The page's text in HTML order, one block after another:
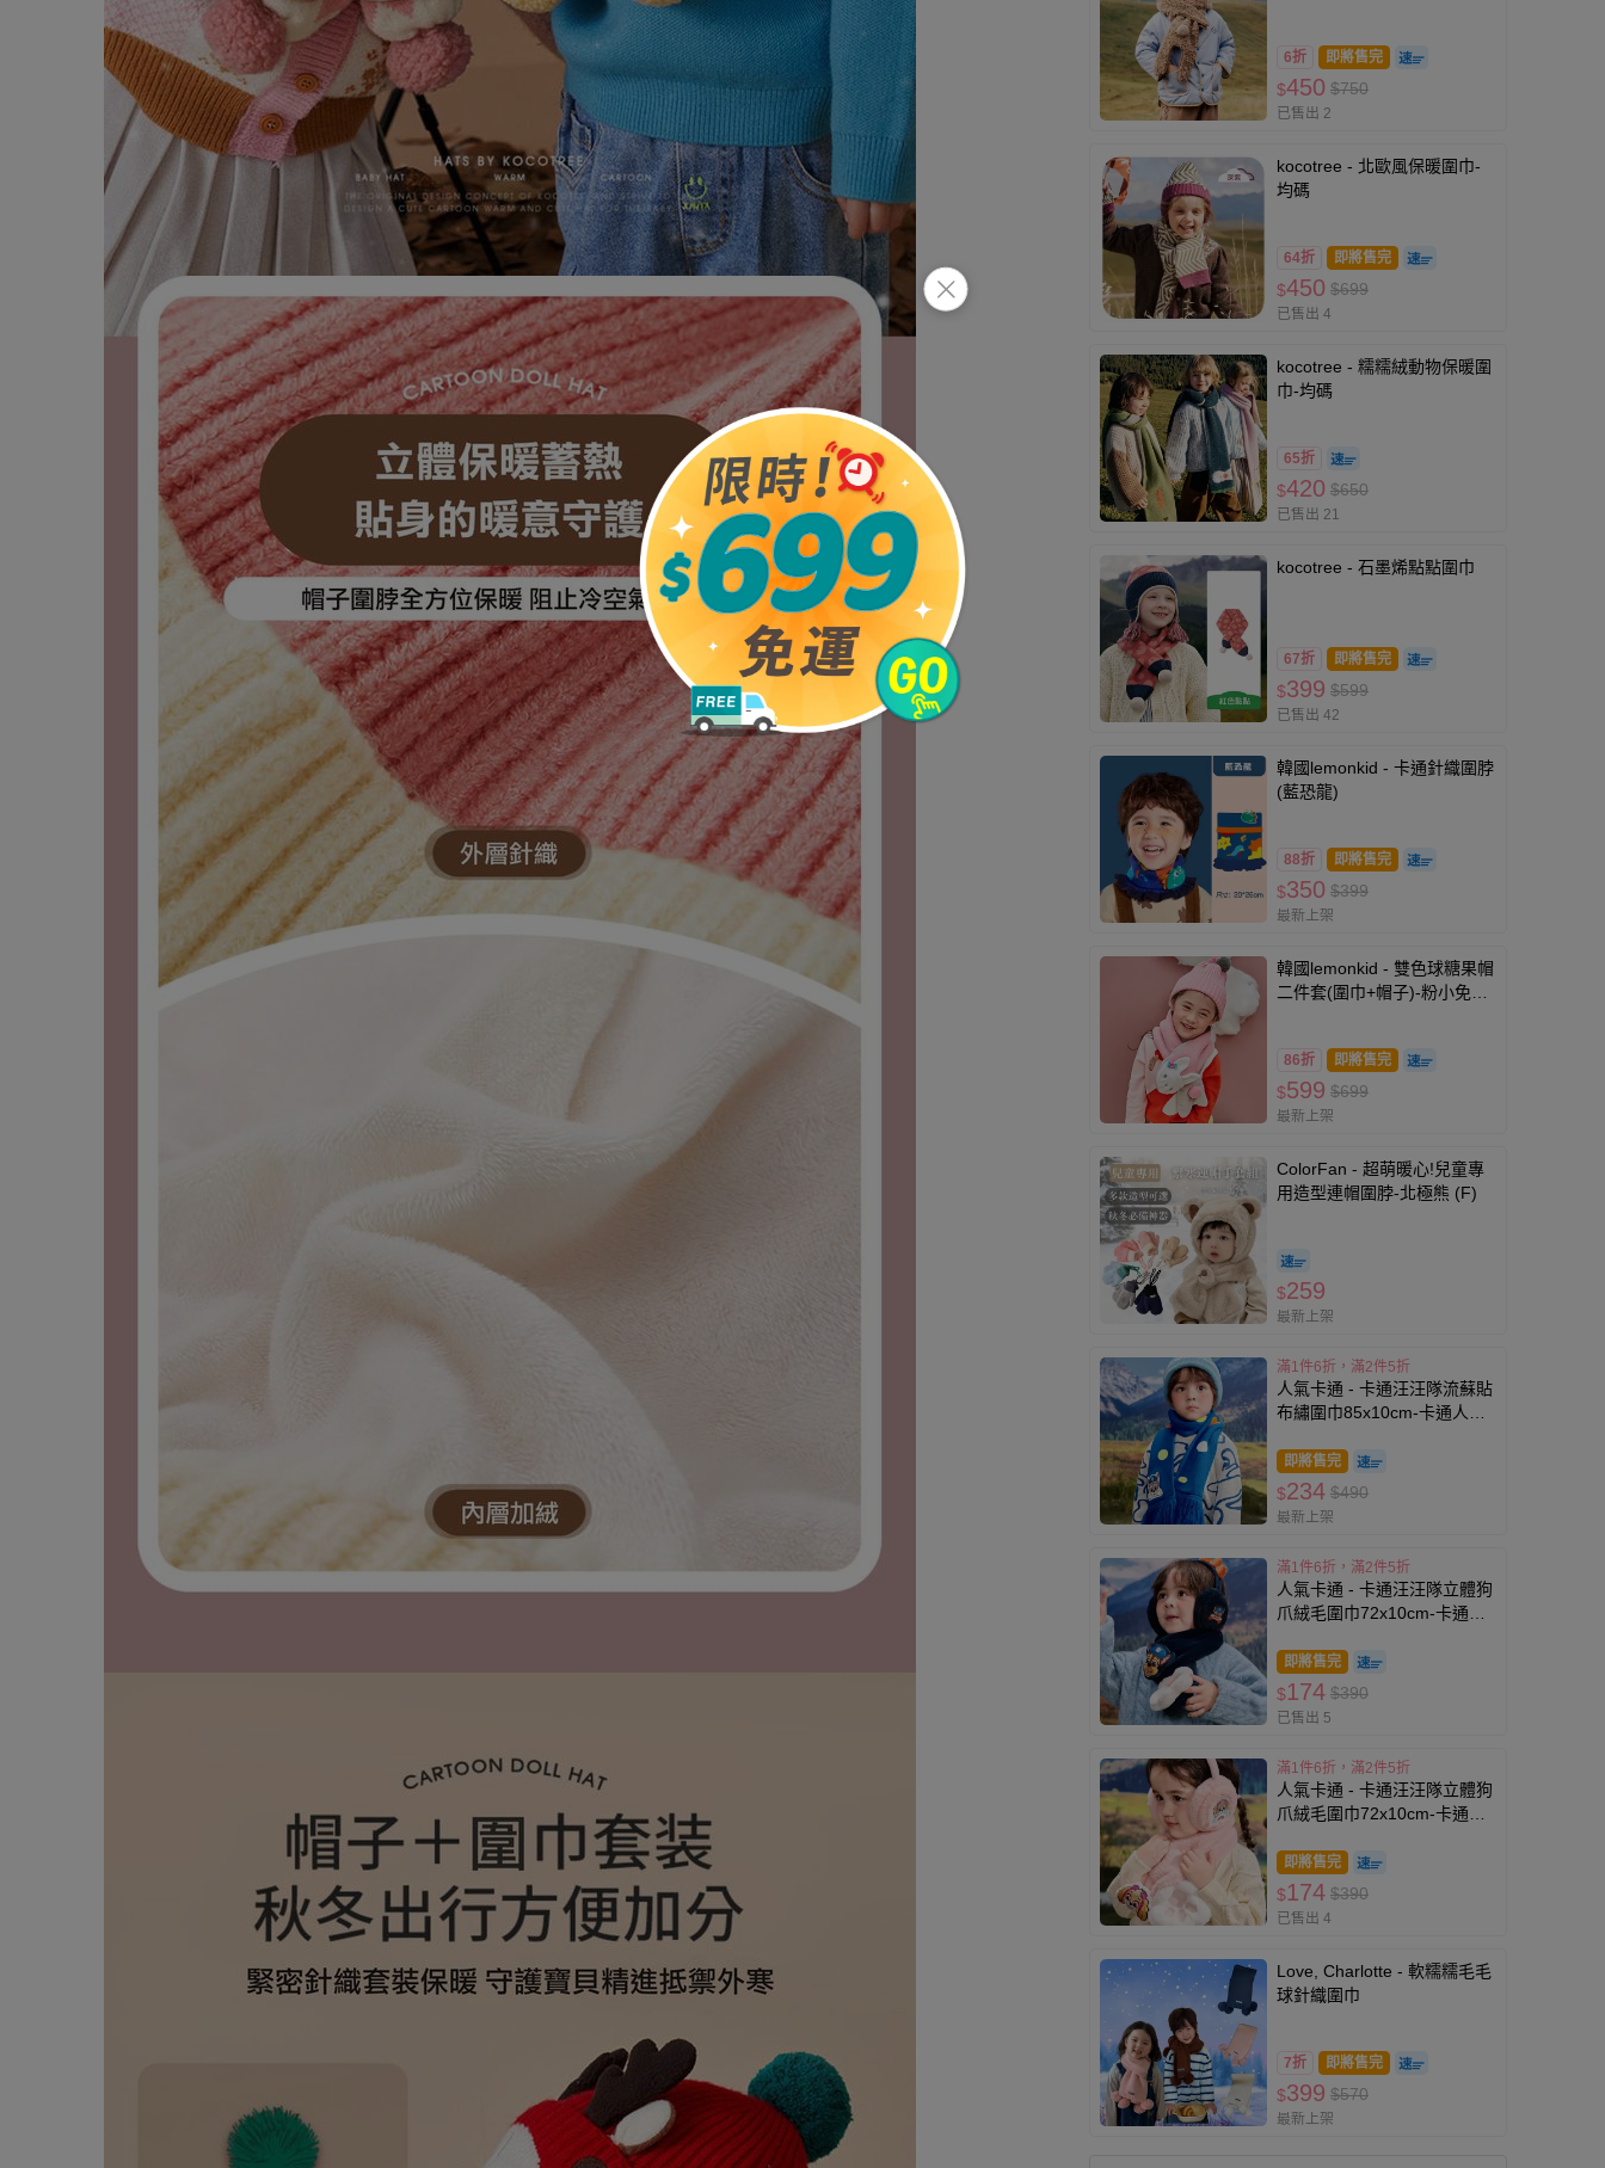
6折 即將售完
$450 $750
已售出 2
kocotree - 北歐風保暖圍巾-
均碼
64折 即將售完
$450 $699
已售出 4
kocotree - 糯糯絨動物保暖圍
巾-均碼
65折
$420 $650
已售出 21
kocotree - 石墨烯點點圍巾
67折 即將售完
$399 $599
已售出 42
韓國lemonkid - 卡通針織圍脖
(藍恐龍)
88折 即將售完
$350 $399
最新上架
韓國lemonkid - 雙色球糖果帽
二件套(圍巾+帽子)-粉小免
86折 即將售完
$599 $699
最新上架
ColorFan - 超萌暖心!兒童專
用造型連帽圍脖-北極熊 (F)
$259
最新上架
滿1件6折，滿2件5折
人氣卡通 - 卡通汪汪隊流蘇貼
布繡圍巾85x10cm-卡通人物
即將售完
$234 $490
最新上架
滿1件6折，滿2件5折
人氣卡通 - 卡通汪汪隊立體狗
爪絨毛圍巾72x10cm-卡通人
即將售完
$174 $390
已售出 5
滿1件6折，滿2件5折
人氣卡通 - 卡通汪汪隊立體狗
爪絨毛圍巾72x10cm-卡通人
即將售完
$174 $390
已售出 4
Love, Charlotte - 軟糯糯毛毛
球針織圍巾
7折 即將售完
$399 $570
最新上架